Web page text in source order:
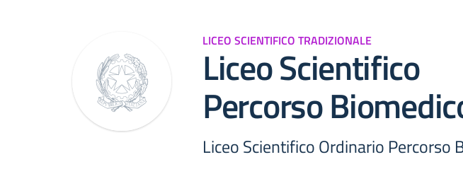
LICEO SCIENTIFICO TRADIZIONALE
Liceo Scientifico
Percorso
Liceo Scientifico Ordinario Percorso